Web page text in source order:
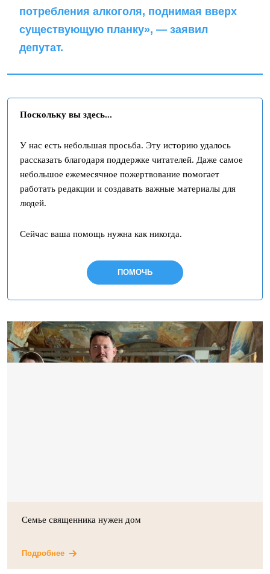
потребления алкоголя, поднимая вверх
существующую планку», — заявил
депутат.
Поскольку вы здесь...
У нас есть небольшая просьба. Эту историю удалось
рассказать благодаря поддержке читателей. Даже самое
небольшое ежемесячное пожертвование помогает
работать редакции и создавать важные материалы для
людей.
Сейчас ваша помощь нужна как никогда.
ПОМОЧЬ
Семье священника нужен дом
Подробнее